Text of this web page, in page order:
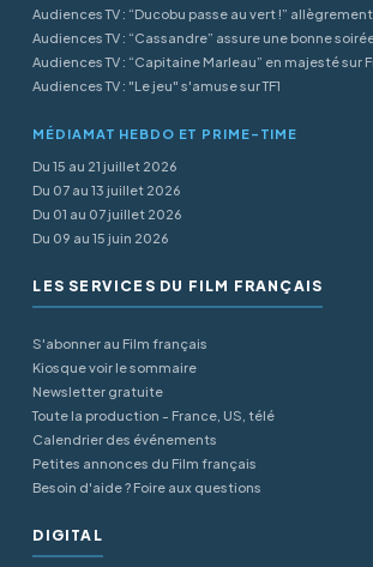
Audiences TV : “Ducobu passe au vert !” allègrement
Audiences TV : “Cassandre” assure une bonne
Audiences TV : “Capitaine Marleau” en majesté sur
Audiences TV : "Le jeu" s'amuse sur TF1
MÉDIAMAT HEBDO ET PRIME-TIME
Du 15 au 21 juillet 2026
Du 07 au 13 juillet 2026
Du 01 au 07 juillet 2026
Du 09 au 15 juin 2026
LES SERVICES DU FILM FRANÇAIS
S'abonner au Film français
Kiosque voir le sommaire
Newsletter gratuite
Toute la production - France, US, télé
Calendrier des événements
Petites annonces du Film français
Besoin d'aide ? Foire aux questions
DIGITAL